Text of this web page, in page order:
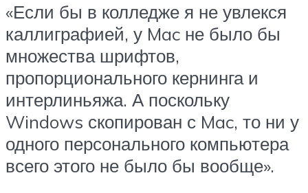
«Если бы в колледже я не увлекся
каллиграфией, у Mac не было бы
множества шрифтов,
пропорционального кернинга и
интерлиньяжа. А поскольку
Windows скопирован с Mac, то ни у
одного персонального компьютера
всего этого не было бы вообще».